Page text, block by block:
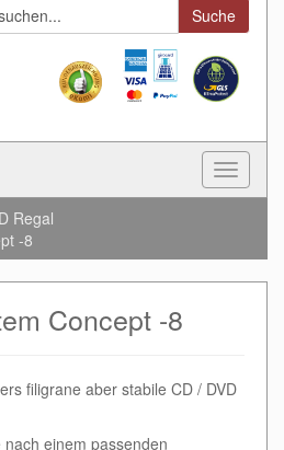
Suche
Toggle
Regal
-8
Concept -8
filigrane aber stabile CD / DVD
einem passenden